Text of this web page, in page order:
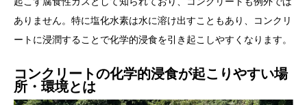
ありません。特に塩化水素は水に溶け出すこともあり、コンクリ
ートに浸潤することで化学的浸食を引き起こしやすくなります。
コンクリートの化学的浸食が起こりやすい場
所・環境とは